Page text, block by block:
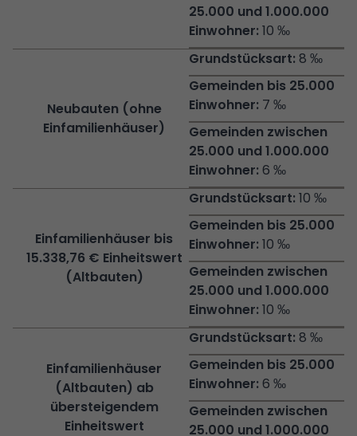
10 ‰
Neubauten (ohne
Einfamilienhäuser)
8 ‰
7 ‰
6 ‰
Einfamilienhäuser bis
15.338,76 € Einheitswert
(Altbauten)
10 ‰
10 ‰
10 ‰
Einfamilienhäuser
(Altbauten) ab
übersteigendem
Einheitswert
8 ‰
6 ‰